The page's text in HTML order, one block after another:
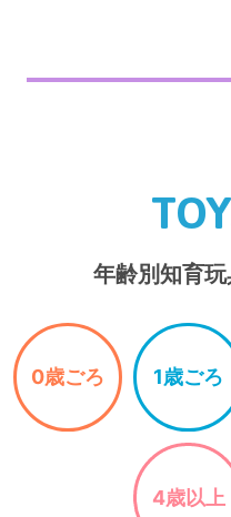
年齢別知育
0歳ごろ 1歳ごろ
4歳以上